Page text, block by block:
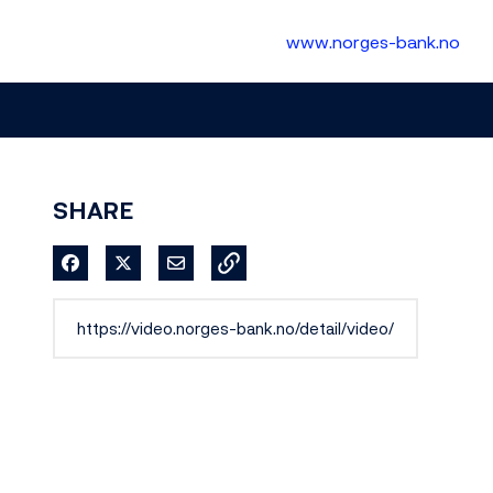
www.norges-bank.no
SHARE
Share on Facebook
Share on XShare via Email